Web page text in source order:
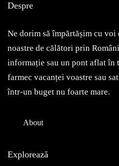
Despre
Ne dorim să împărtășim cu voi
noastre de călători prin
informație sau un pont aflat în
farmec vacanței voastre sau
într-un buget nu foarte mare.
About
Explorează